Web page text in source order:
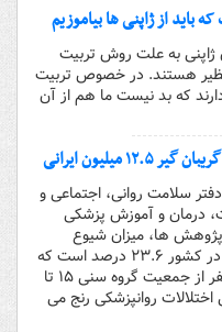
ژاپنی به علت روش تربیت
هستند. در خصوص تربیت
که بد نیست ما هم از آن
میلیون ایرانی
سلامت روانی، اجتماعی و
درمان و آموزش پزشکی
ها، میزان شیوع
اختلالات روانپزشکی در کشور ۲۳.۶ درصد است که
حدود ۱۲.۵ میلیون نفر از جمعیت گروه سنی ۱۵ تا
اختلالات روانپزشکی رنج می